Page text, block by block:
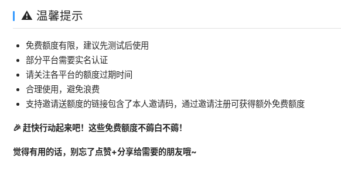
⚠️ 温馨提示
免费额度有限，建议先测试后使用
部分平台需要实名认证
请关注各平台的额度过期时间
合理使用，避免浪费
支持邀请送额度的链接包含了本人邀请码，通过邀请注册可获得额外免费额度
🎉 赶快行动起来吧！这些免费额度不薅白不薅！
觉得有用的话，别忘了点赞+分享给需要的朋友哦~